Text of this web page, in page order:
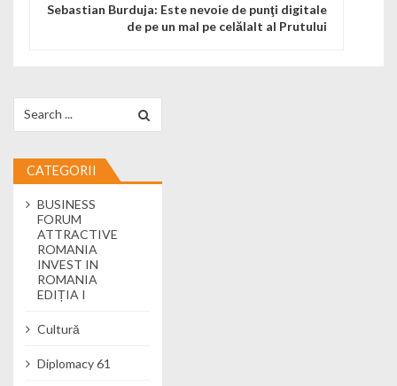
Sebastian Burduja: Este nevoie de punţi digitale
de pe un mal pe celălalt al Prutului
CATEGORII
BUSINESS
FORUM
ATTRACTIVE
ROMANIA
INVEST IN
ROMANIA
EDIȚIA I
Cultură
Diplomacy 61